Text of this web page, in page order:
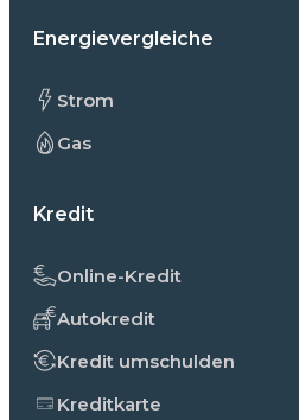
Energievergleiche
Strom
Gas
Kredit
Online-Kredit
Autokredit
Kredit umschulden
Kreditkarte